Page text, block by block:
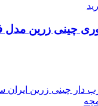
چینی زرین مدل